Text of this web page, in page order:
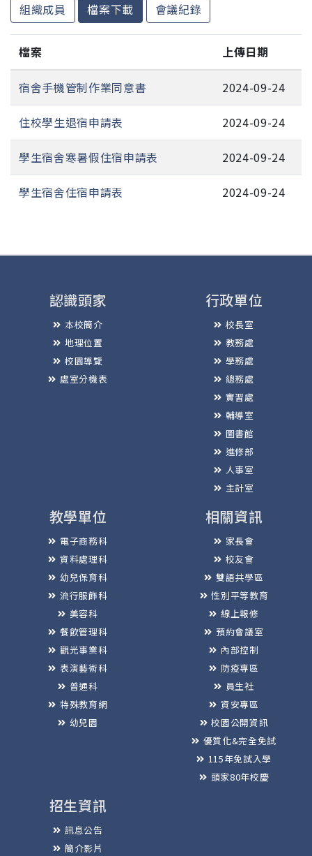
組織成員
檔案下載 會議紀錄
檔案 上傳日期
宿舍手機管制作業同意書 2024-09-24
住校學生退宿申請表 2024-09-24
學生宿舍寒暑假住宿申請表 2024-09-24
學生宿舍住宿申請表 2024-09-24
認識頭家
本校簡介
地理位置
校園導覽
處室分機表
行政單位
校長室
教務處
學務處
總務處
實習處
輔導室
圖書館
進修部
人事室
主計室
教學單位
電子商務科
資料處理科
幼兒保育科
流行服飾科
美容科
餐飲管理科
觀光事業科
表演藝術科
普通科
特殊教育網
幼兒園
相關資訊
家長會
校友會
雙語共學區
性別平等教育
線上報修
預約會議室
內部控制
防疫專區
員生社
資安專區
校園公開資訊
優質化&完全免試
115年免試入學
頭家80年校慶
招生資訊
訊息公告
簡介影片